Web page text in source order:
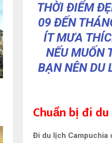
THỜI ĐIỂM
09 ĐẾN
ÍT MƯA
NẾU MUỐN
BẠN NÊN DU
Chuẩn bị đi
Đi du lịch Campuchia